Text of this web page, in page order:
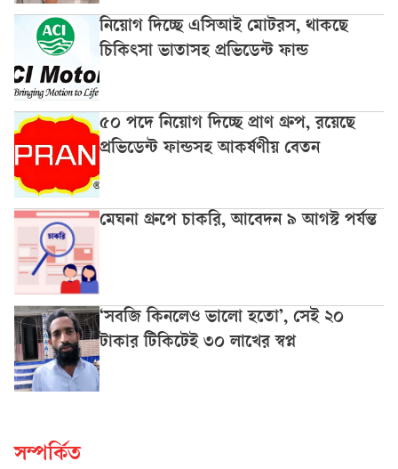
নিয়োগ দিচ্ছে এসিআই মোটরস, থাকছে
চিকিৎসা ভাতাসহ প্রভিডেন্ট ফান্ড
৫০ পদে নিয়োগ দিচ্ছে প্রাণ গ্রুপ, রয়েছে
প্রভিডেন্ট ফান্ডসহ আকর্ষণীয় বেতন
মেঘনা গ্রুপে চাকরি, আবেদন ৯ আগস্ট পর্যন্ত
‘সবজি কিনলেও ভালো হতো’, সেই ২০
টাকার টিকিটেই ৩০ লাখের স্বপ্ন
সম্পর্কিত